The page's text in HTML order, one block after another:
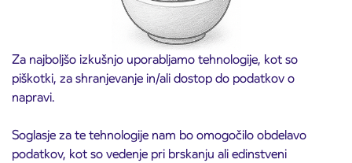
Za najboljšo izkušnjo uporabljamo tehnologije, kot so
piškotki, za shranjevanje in/ali dostop do podatkov o
napravi.
Soglasje za te tehnologije nam bo omogočilo obdelavo
podatkov, kot so vedenje pri brskanju ali edinstveni
3. 8. 2026
Predprodaja dijaških subvencioniranih IJPP
vozovnic za šolsko leto 2026/2027 se začne
21. avgusta
Preberite objavo